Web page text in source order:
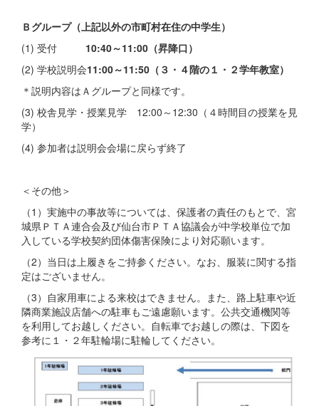
Ｂグループ（上記以外の市町村在住の中学生）
(1) 受付 10:40～11:00（昇降口）
(2) 学校説明会11:00～11:50（３・４階の１・２学年教室）
＊説明内容はＡグループと同様です。
(3) 校舎見学・授業見学 12:00～12:30（４時間目の授業を見
学）
(4) 参加者は説明会会場に戻らず終了
＜その他＞
（1）実施中の事故等については、保護者の責任のもとで、宮
城県ＰＴＡ連合会及び仙台市ＰＴＡ協議会が中学校単位で加
入している学校契約団体傷害保険により対応願います。
（2）当日は上履きをご持参ください。なお、服装に関する指
定はございません。
（3）自家用車による来校はできません。また、路上駐車や近
隣商業施設店舗への駐車もご遠慮願います。公共交通機関等
を利用してお越しください。自転車でお越しの際は、下図を
参考に１・２年駐輪場に駐輪してください。